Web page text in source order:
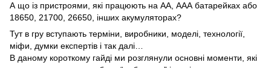
А що із пристроями, які працюють на АА, ААА батарейках або
18650, 21700, 26650, інших акумуляторах?
Тут в гру вступають терміни, виробники, моделі, технології,
міфи, думки експертів і так далі…
В даному короткому гайді ми розглянули основні моменти, які